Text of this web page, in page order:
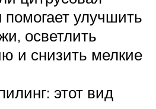
помогает улучшить
осветлить
и снизить мелкие
этот вид